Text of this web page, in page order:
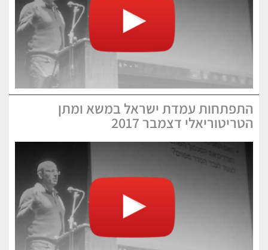
התפתחות עמדת ישראל במשא ומתן
הטריטוריאלי דצמבר 2017